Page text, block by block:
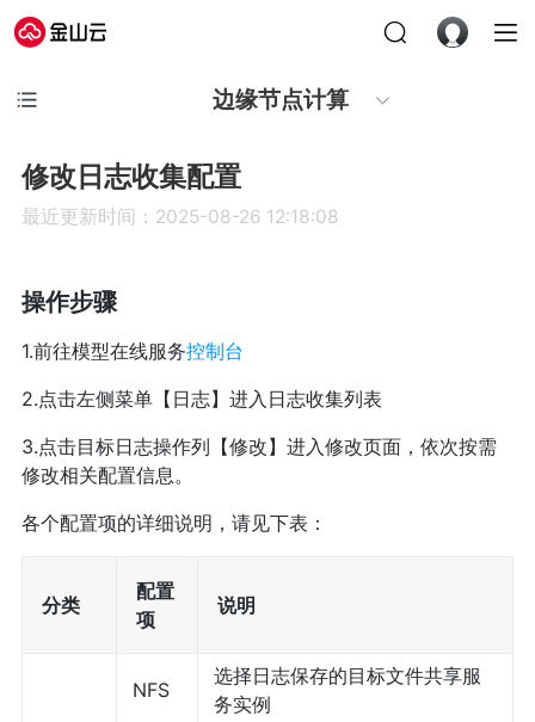
边缘节点计算
修改日志收集配置
最近更新时间：2025-08-26 12:18:08
操作步骤
1.前往模型在线服务控制台
2.点击左侧菜单【日志】进入日志收集列表
3.点击目标日志操作列【修改】进入修改页面，依次按需
修改相关配置信息。
各个配置项的详细说明，请见下表：
分类
配置
项
说明
NFS
选择日志保存的目标文件共享服
务实例